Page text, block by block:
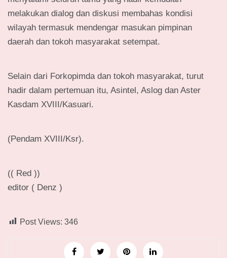
melakukan dialog dan diskusi membahas kondisi
wilayah termasuk mendengar masukan pimpinan
daerah dan tokoh masyarakat setempat.
Selain dari Forkopimda dan tokoh masyarakat, turut
hadir dalam pertemuan itu, Asintel, Aslog dan Aster
Kasdam XVIII/Kasuari.
(Pendam XVIII/Ksr).
(( Red ))
editor ( Denz )
Post Views: 346